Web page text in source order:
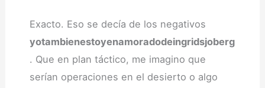
Exacto. Eso se decía de los negativos
yotambienestoyenamoradodeingridsjoberg
. Que en plan táctico, me imagino que
serían operaciones en el desierto o algo